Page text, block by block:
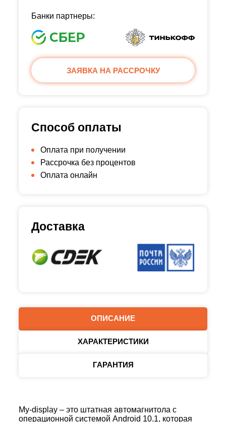
ОПИСАНИЕ
ХАРАКТЕРИСТИКИ
ГАРАНТИЯ
My-display – это штатная автомагнитола с
операционной системой Android 10.1, которая
Банки партнеры:
ЗАЯВКА НА РАССРОЧКУ
Способ оплаты
Оплата при получении
Рассрочка без процентов
Оплата онлайн
Доставка